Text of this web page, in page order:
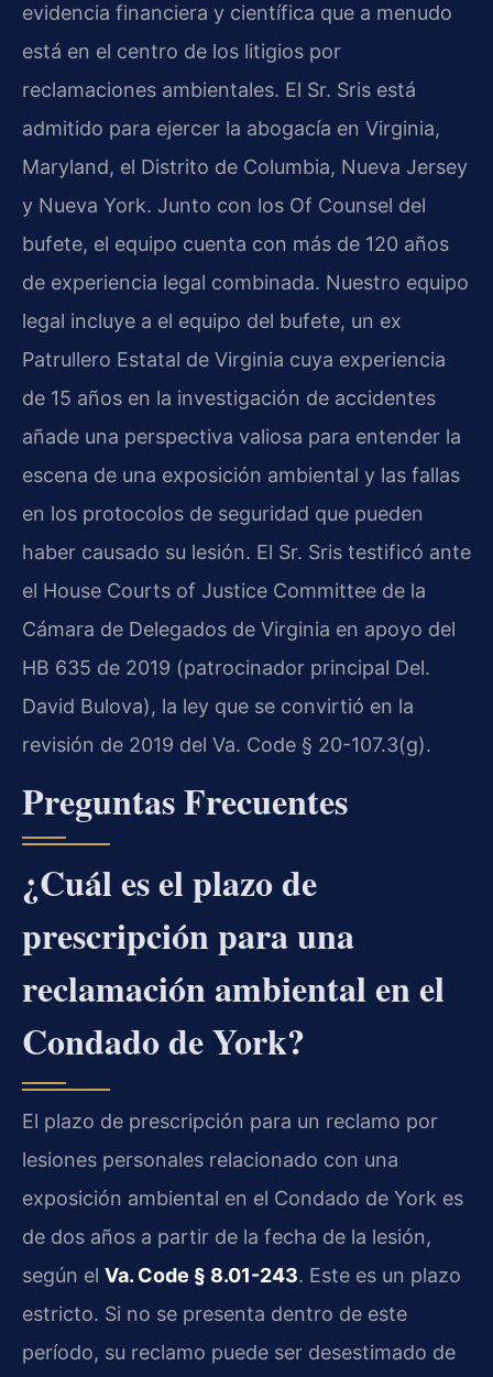
evidencia financiera y científica que a menudo
está en el centro de los litigios por
reclamaciones ambientales. El Sr. Sris está
admitido para ejercer la abogacía en Virginia,
Maryland, el Distrito de Columbia, Nueva Jersey
y Nueva York. Junto con los Of Counsel del
bufete, el equipo cuenta con más de 120 años
de experiencia legal combinada. Nuestro equipo
legal incluye a el equipo del bufete, un ex
Patrullero Estatal de Virginia cuya experiencia
de 15 años en la investigación de accidentes
añade una perspectiva valiosa para entender la
escena de una exposición ambiental y las fallas
en los protocolos de seguridad que pueden
haber causado su lesión. El Sr. Sris testificó ante
el House Courts of Justice Committee de la
Cámara de Delegados de Virginia en apoyo del
HB 635 de 2019 (patrocinador principal Del.
David Bulova), la ley que se convirtió en la
revisión de 2019 del Va. Code § 20-107.3(g).
Preguntas Frecuentes
¿Cuál es el plazo de
prescripción para una
reclamación ambiental en el
Condado de York?
El plazo de prescripción para un reclamo por
lesiones personales relacionado con una
exposición ambiental en el Condado de York es
de dos años a partir de la fecha de la lesión,
según el Va. Code § 8.01-243. Este es un plazo
estricto. Si no se presenta dentro de este
período, su reclamo puede ser desestimado de